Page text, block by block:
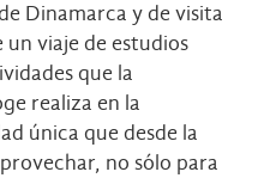
Dinamarca y de visita
un viaje de estudios
que la
realiza en la
única que desde la
no sólo para